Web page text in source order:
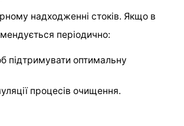
надходженні стоків. Якщо в
періодично:
підтримувати оптимальну
процесів очищення.